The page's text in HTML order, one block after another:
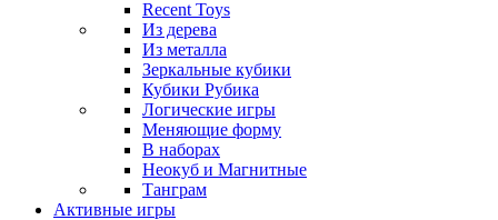
Recent Toys
Из дерева
Из металла
Зеркальные кубики
Кубики Рубика
Логические игры
Меняющие форму
В наборах
Неокуб и Магнитные
Танграм
Активные игры